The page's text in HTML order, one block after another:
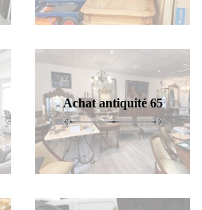
Achat antiquité 65